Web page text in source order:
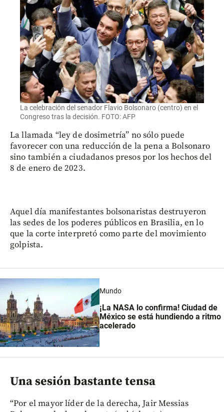
La celebración del senador Flavio Bolsonaro (centro) en el
Congreso tras la decisión. FOTO: AFP
La llamada “ley de dosimetría” no sólo puede
favorecer con una reducción de la pena a Bolsonaro
sino también a ciudadanos presos por los hechos del
8 de enero de 2023.
Aquel día manifestantes bolsonaristas destruyeron
las sedes de los poderes públicos en Brasilia, en lo
que la corte interpretó como parte del movimiento
golpista.
Mundo
¡La NASA lo confirma! Ciudad de
México se está hundiendo a ritmo
acelerado
Una sesión bastante tensa
“Por el mayor líder de la derecha, Jair Messias